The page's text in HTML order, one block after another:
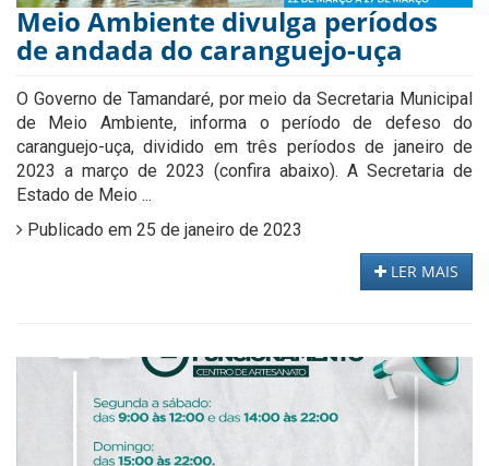
Meio Ambiente divulga períodos
de andada do caranguejo-uça
O Governo de Tamandaré, por meio da Secretaria Municipal
de Meio Ambiente, informa o período de defeso do
caranguejo-uça, dividido em três períodos de janeiro de
2023 a março de 2023 (confira abaixo). A Secretaria de
Estado de Meio ...
Publicado em 25 de janeiro de 2023
LER MAIS